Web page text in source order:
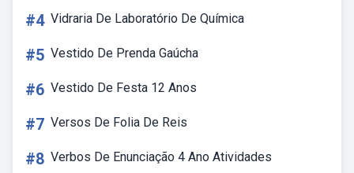
#4 Vidraria De Laboratório De Química
#5 Vestido De Prenda Gaúcha
#6 Vestido De Festa 12 Anos
#7 Versos De Folia De Reis
#8 Verbos De Enunciação 4 Ano Atividades